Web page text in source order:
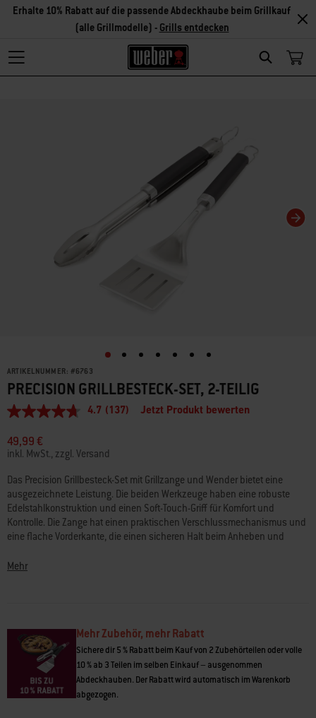
Search
Erhalte 10% Rabatt auf die passende Abdeckhaube beim Grillkauf
(alle Grillmodelle) - Grills entdecken
ARTIKELNUMMER: #6763
PRECISION GRILLBESTECK-SET, 2-TEILIG
4.7
5
Sternen,
Durchschnittswert
der
Bewertung.
Read
137
Reviews.
Link
auf
Seite.
4.7 (137) Jetzt Produkt bewerten
49,99 €
inkl. MwSt., zzgl. Versand
Das Precision Grillbesteck-Set mit Grillzange und Wender bietet eine
ausgezeichnete Leistung. Die beiden Werkzeuge haben eine robuste
Edelstahlkonstruktion und einen Soft-Touch-Griff für Komfort und
Kontrolle. Die Zange hat einen praktischen Verschlussmechanismus und
eine flache Vorderkante, die einen sicheren Halt beim Anheben und
abgeschrägte Kante, um einfach unter das Grillgut zu gleiten. Beide
• 3-seitig abgeschrägte Kante für einfaches und präzises Wenden
• Praktischer Zangenverschluss für einfache Verwendung und kompakte
Aufbewahrung
• Robuste Edelstahlkonstruktion
• Soft-Touch-Griff für einen rutschfesten Halt
Mehr
Mehr Zubehör, mehr Rabatt
Sichere dir 5 % Rabatt beim Kauf von 2 Zubehörteilen oder volle
10 % ab 3 Teilen im selben Einkauf – ausgenommen
Abdeckhauben. Der Rabatt wird automatisch im Warenkorb
abgezogen.